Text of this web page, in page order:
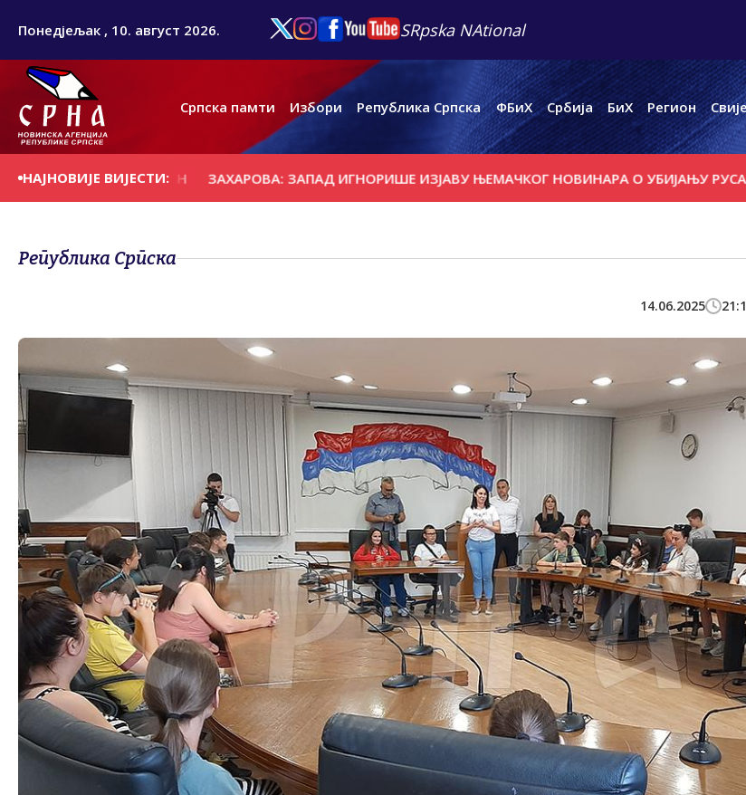
Понедјељак , 10. август 2026. SRpska NAtional
Српска памти Избори Република Српска ФБиХ Србија БиХ Регион
НАЈНОВИЈЕ ВИЈЕСТИ:
НА ДАНАШЊИ ДАН ЗАХАРОВА: ЗАПАД ИГНОРИШЕ ИЗЈАВУ ЊЕМАЧКОГ НОВИНАРА О УБИЈАЊУ РУСА
Република Српска
14.06.2025